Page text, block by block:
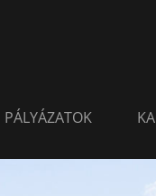
PÁLYÁZATOK